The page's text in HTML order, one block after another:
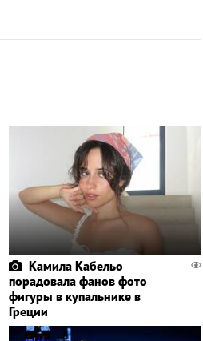
Камила Кабельо
порадовала фанов фото
фигуры в купальнике в
Греции